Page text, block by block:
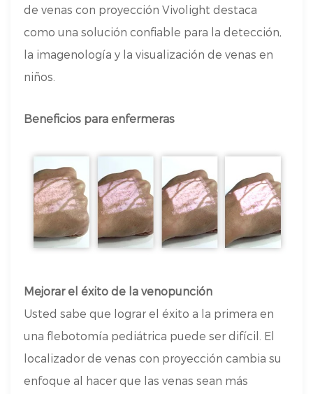
de venas con proyección Vivolight destaca
como una solución confiable para la detección,
la imagenología y la visualización de venas en
niños.
Beneficios para enfermeras
Mejorar el éxito de la venopunción
Usted sabe que lograr el éxito a la primera en
una flebotomía pediátrica puede ser difícil. El
localizador de venas con proyección cambia su
enfoque al hacer que las venas sean más